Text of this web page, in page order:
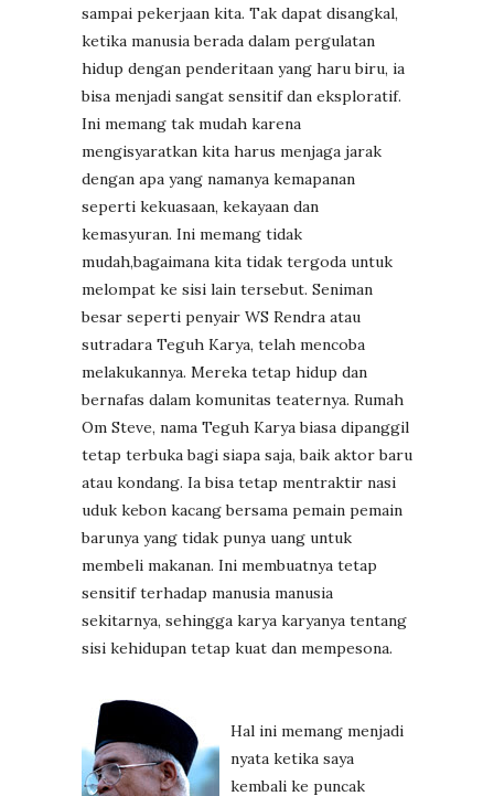
sampai pekerjaan kita. Tak dapat disangkal,
ketika manusia berada dalam pergulatan
hidup dengan penderitaan yang haru biru, ia
bisa menjadi sangat sensitif dan eksploratif.
Ini memang tak mudah karena
mengisyaratkan kita harus menjaga jarak
dengan apa yang namanya kemapanan
seperti kekuasaan, kekayaan dan
kemasyuran. Ini memang tidak
mudah,bagaimana kita tidak tergoda untuk
melompat ke sisi lain tersebut. Seniman
besar seperti penyair WS Rendra atau
sutradara Teguh Karya, telah mencoba
melakukannya. Mereka tetap hidup dan
bernafas dalam komunitas teaternya. Rumah
Om Steve, nama Teguh Karya biasa dipanggil
tetap terbuka bagi siapa saja, baik aktor baru
atau kondang. Ia bisa tetap mentraktir nasi
uduk kebon kacang bersama pemain pemain
barunya yang tidak punya uang untuk
membeli makanan. Ini membuatnya tetap
sensitif terhadap manusia manusia
sekitarnya, sehingga karya karyanya tentang
sisi kehidupan tetap kuat dan mempesona.
Hal ini memang menjadi
nyata ketika saya
kembali ke puncak